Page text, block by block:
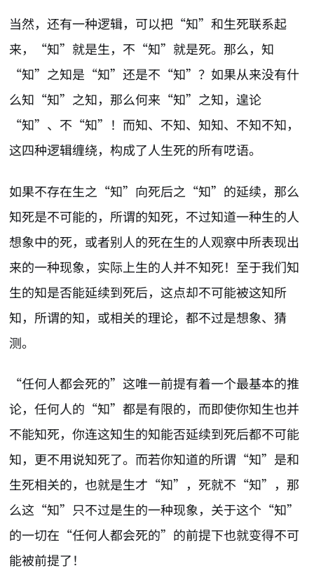
当然，还有一种逻辑，可以把“知”和生死联系起
来，“知”就是生，不“知”就是死。那么，知
“知”之知是“知”还是不“知”？如果从来没有什
么知“知”之知，那么何来“知”之知，遑论
“知”、不“知”！而知、不知、知知、不知不知，
这四种逻辑缠绕，构成了人生死的所有呓语。
如果不存在生之“知”向死后之“知”的延续，那么
知死是不可能的，所谓的知死，不过知道一种生的人
想象中的死，或者别人的死在生的人观察中所表现出
来的一种现象，实际上生的人并不知死！至于我们知
生的知是否能延续到死后，这点却不可能被这知所
知，所谓的知，或相关的理论，都不过是想象、猜
测。
“任何人都会死的”这唯一前提有着一个最基本的推
论，任何人的“知”都是有限的，而即使你知生也并
不能知死，你连这知生的知能否延续到死后都不可能
知，更不用说知死了。而若你知道的所谓“知”是和
生死相关的，也就是生才“知”，死就不“知”，那
么这“知”只不过是生的一种现象，关于这个“知”
的一切在“任何人都会死的”的前提下也就变得不可
能被前提了！